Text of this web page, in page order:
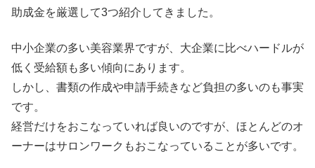
助成金を厳選して3つ紹介してきました。
中小企業の多い美容業界ですが、大企業に比べハードルが
低く受給額も多い傾向にあります。
しかし、書類の作成や申請手続きなど負担の多いのも事実
です。
経営だけをおこなっていれば良いのですが、ほとんどのオ
ーナーはサロンワークもおこなっていることが多いです。